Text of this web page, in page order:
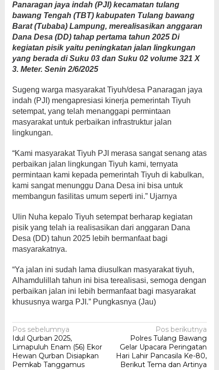
Panaragan jaya indah (PJI) kecamatan tulang
bawang Tengah (TBT) kabupaten Tulang bawang
Barat (Tubaba) Lampung, merealisasikan anggaran
Dana Desa (DD) tahap pertama tahun 2025 Di
kegiatan pisik yaitu peningkatan jalan lingkungan
yang berada di Suku 03 dan Suku 02 volume 321 X
3. Meter. Senin 2/6/2025
Sugeng warga masyarakat Tiyuh/desa Panaragan jaya
indah (PJI) mengapresiasi kinerja pemerintah Tiyuh
setempat, yang telah menanggapi permintaan
masyarakat untuk perbaikan infrastruktur jalan
lingkungan.
“Kami masyarakat Tiyuh PJI merasa sangat senang atas
perbaikan jalan lingkungan Tiyuh kami, ternyata
permintaan kami kepada pemerintah Tiyuh di kabulkan,
kami sangat menunggu Dana Desa ini bisa untuk
membangun fasilitas umum seperti ini.” Ujarnya
Ulin Nuha kepalo Tiyuh setempat berharap kegiatan
pisik yang telah ia realisasikan dari anggaran Dana
Desa (DD) tahun 2025 lebih bermanfaat bagi
masyarakatnya.
“Ya jalan ini sudah lama diusulkan masyarakat tiyuh,
Alhamdulillah tahun ini bisa terealisasi, semoga dengan
perbaikan jalan ini lebih bermanfaat bagi masyarakat
khususnya warga PJI.” Pungkasnya (Jau)
Navigasi
pos
Pos sebelumnya
Idul Qurban 2025,
Limapuluh Enam (56) Ekor
Hewan Qurban Disiapkan
Pemkab Tanggamus
Pos berikutnya
Polres Tulang Bawang
Gelar Upacara Peringatan
Hari Lahir Pancasila Ke-80,
Berikut Tema dan Artinya